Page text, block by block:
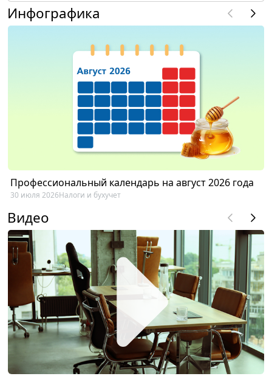
Инфографика
Профессиональный календарь на август 2026 года
30 июля 2026Налоги и бухучет
Видео